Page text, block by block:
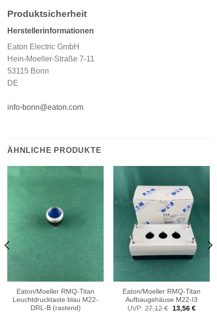
Produktsicherheit
Herstellerinformationen
Eaton Electric GmbH
Hein-Moeller-Straße 7-11
53115 Bonn
DE
info-bonn@eaton.com
ÄHNLICHE PRODUKTE
Eaton/Moeller RMQ-Titan
Leuchtdrucktaste blau M22-
DRL-B (rastend)
Eaton/Moeller RMQ-Titan
Aufbaugehäuse M22-I3
UVP: 27,12€
Ursprünglicher
13,56 €